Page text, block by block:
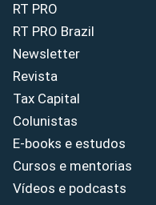
RT PRO
RT PRO Brazil
Newsletter
Revista
Tax Capital
Colunistas
E-books e estudos
Cursos e mentorias
Vídeos e podcasts